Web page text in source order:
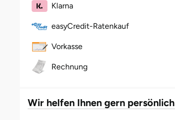
Klarna
easyCredit-Ratenkauf
Vorkasse
Rechnung
Wir helfen Ihnen gern persönlich
Gersfeld
Göppingen
Halle